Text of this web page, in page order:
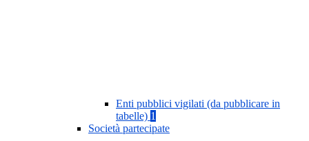
Enti pubblici vigilati (da pubblicare in
tabelle) 1
Società partecipate